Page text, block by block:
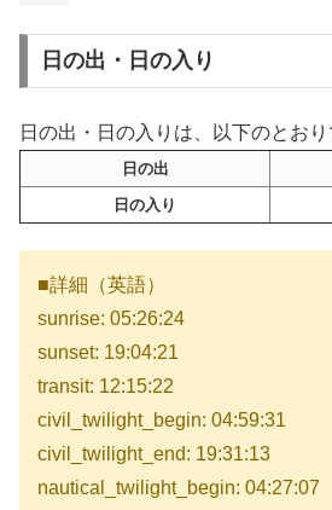
日の出・日の入り
日の出・日の入りは、以下のとおり
日の出
日の入り
■詳細（英語）
sunrise: 05:26:24
sunset: 19:04:21
transit: 12:15:22
civil_twilight_begin: 04:59:31
civil_twilight_end: 19:31:13
nautical_twilight_begin: 04:27:07